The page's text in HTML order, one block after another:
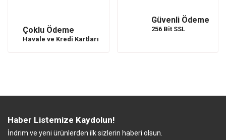
Çoklu Ödeme
Havale ve Kredi Kartları
Güvenli Ödeme
256 Bit SSL
Haber Listemize Kaydolun!
İndrim ve yeni ürünlerden ilk sizlerin haberi olsun.